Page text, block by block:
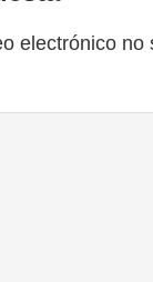
electrónico no